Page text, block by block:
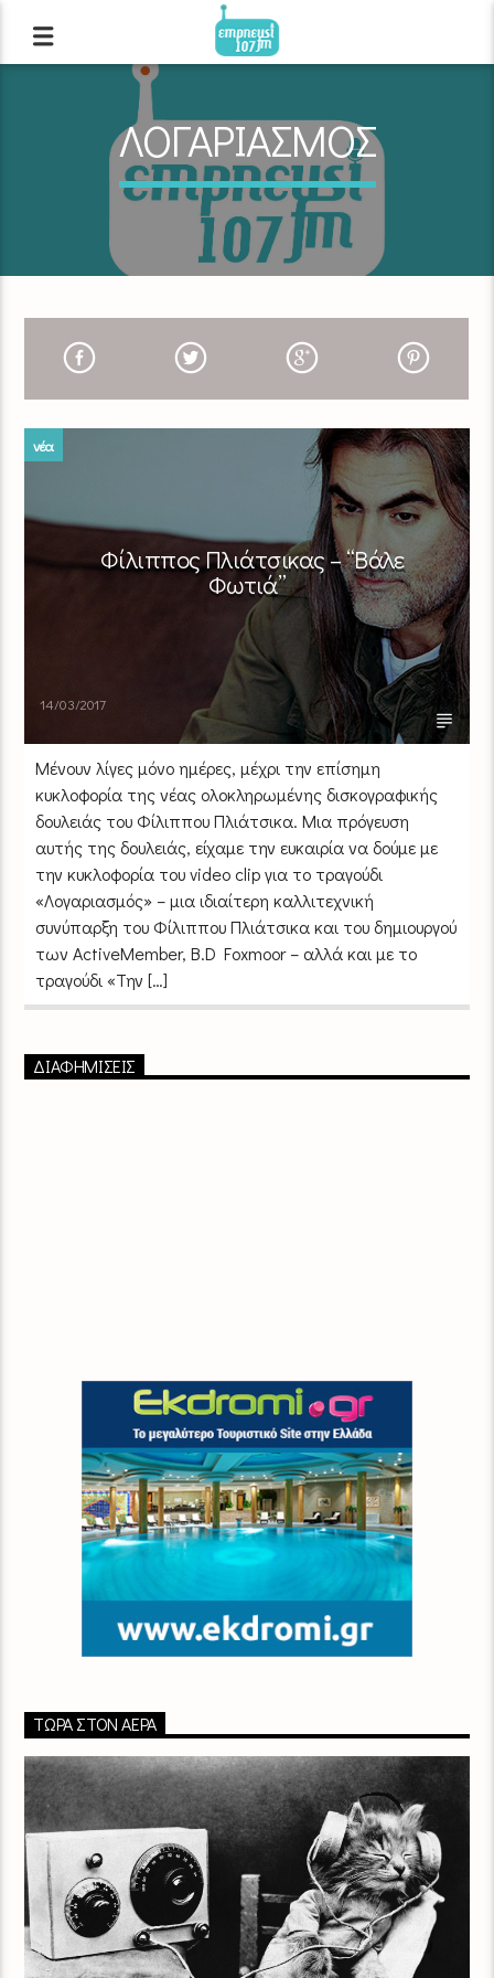
ΛΟΓΑΡΙΑΣΜΟΣ
νέα
Φίλιππος Πλιάτσικας – “Βάλε
Φωτιά”
14/03/2017
Μένουν λίγες μόνο ημέρες, μέχρι την επίσημη
κυκλοφορία της νέας ολοκληρωμένης δισκογραφικής
δουλειάς του Φίλιππου Πλιάτσικα. Μια πρόγευση
αυτής της δουλειάς, είχαμε την ευκαιρία να δούμε με
την κυκλοφορία του video clip για το τραγούδι
«Λογαριασμός» – μια ιδιαίτερη καλλιτεχνική
συνύπαρξη του Φίλιππου Πλιάτσικα και του δημιουργού
των ActiveMember, Β.D Foxmoor – αλλά και με το
τραγούδι «Την […]
ΔΙΑΦΗΜΙΣΕΙΣ
ΤΏΡΑ ΣΤΟΝ ΑΈΡΑ